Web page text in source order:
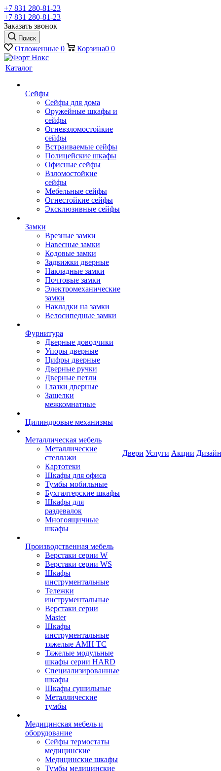
+7 831 280-81-23
+7 831 280-81-23
Заказать звонок
Поиск
Отложенные 0 Корзина0 0
Каталог
Сейфы
Сейфы для дома
Оружейные шкафы и
сейфы
Огневзломостойкие
сейфы
Встраиваемые сейфы
Полицейские шкафы
Офисные сейфы
Взломостойкие
сейфы
Мебельные сейфы
Огнестойкие сейфы
Эксклюзивные сейфы
Замки
Врезные замки
Навесные замки
Кодовые замки
Задвижки дверные
Накладные замки
Почтовые замки
Электромеханические
замки
Накладки на замки
Велосипедные замки
Фурнитура
Дверные доводчики
Упоры дверные
Цифры дверные
Дверные ручки
Дверные петли
Глазки дверные
Защелки
межкомнатные
Цилиндровые механизмы
Металлическая мебель
Металлические
стеллажи
Картотеки
Шкафы для офиса
Тумбы мобильные
Бухгалтерские шкафы
Шкафы для
раздевалок
Многоящичные
шкафы
Производственная мебель
Верстаки серии W
Верстаки серии WS
Шкафы
инструментальные
Тележки
инструментальные
Верстаки серии
Master
Шкафы
инструментальные
тяжелые AMH TC
Тяжелые модульные
шкафы серии HARD
Cпециализированные
шкафы
Шкафы сушильные
Металлические
тумбы
Медицинская мебель и
оборудование
Сейфы термостаты
медицинские
Медицинские шкафы
Тумбы медицинские
Двери Услуги Акции